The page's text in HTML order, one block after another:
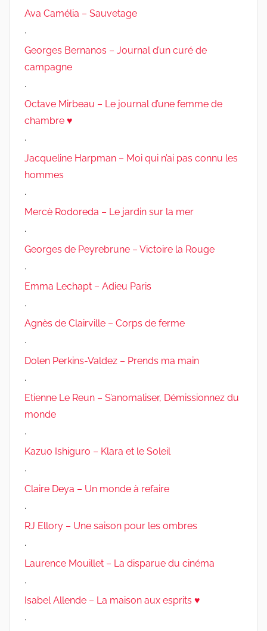
Ava Camélia – Sauvetage
.
Georges Bernanos – Journal d’un curé de
campagne
.
Octave Mirbeau – Le journal d’une femme de
chambre ♥
.
Jacqueline Harpman – Moi qui n’ai pas connu les
hommes
.
Mercè Rodoreda – Le jardin sur la mer
.
Georges de Peyrebrune – Victoire la Rouge
.
Emma Lechapt – Adieu Paris
.
Agnès de Clairville – Corps de ferme
.
Dolen Perkins-Valdez – Prends ma main
.
Etienne Le Reun – S’anomaliser, Démissionnez du
monde
.
Kazuo Ishiguro – Klara et le Soleil
.
Claire Deya – Un monde à refaire
.
RJ Ellory – Une saison pour les ombres
.
Laurence Mouillet – La disparue du cinéma
.
Isabel Allende – La maison aux esprits ♥
.